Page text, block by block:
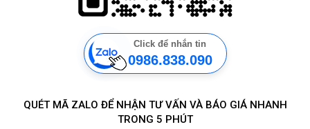
Click để nhắn tin
0986.838.090
QUÉT MÃ ZALO ĐỂ NHẬN TƯ VẤN VÀ BÁO GIÁ NHANH
TRONG 5 PHÚT